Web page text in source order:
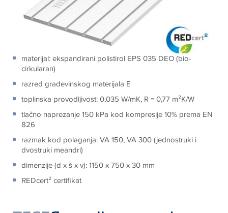
materijal: ekspandirani polistirol EPS 035 DEO (bio-
cirkularan)
razred građevinskog materijala E
toplinska provodljivost: 0,035 W/mK, R = 0,77 m²K/W
tlačno naprezanje 150 kPa kod kompresije 10% prema EN
826
razmak kod polaganja: VA 150, VA 300 (jednostruki i
dvostruki meandri)
dimenzije (d x š x v): 1150 x 750 x 30 mm
REDcert² certifikat